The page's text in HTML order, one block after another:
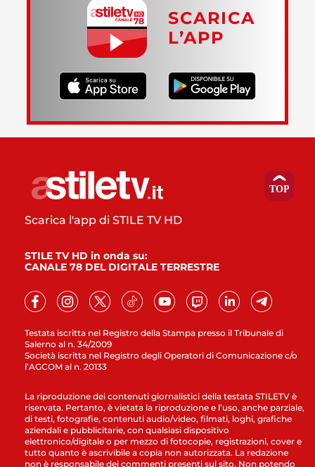
SCARICA
L’APP
Testata iscritta nel Registro della Stampa presso il Tribunale di
Salerno al n. 34/2009
Società iscritta nel Registro degli Operatori di Comunicazione c/o
l’AGCOM al n. 20133
Scarica l'app di STILE TV HD
STILE TV HD in onda su:
CANALE 78 DEL DIGITALE TERRESTRE
La riproduzione dei contenuti giornalistici della testata STILETV è
riservata. Pertanto, è vietata la riproduzione e l’uso, anche parziale,
di testi, fotografie, contenuti audio/video, filmati, loghi, grafiche
aziendali e pubblicitarie, con qualsiasi dispositivo
elettronico/digitale o per mezzo di fotocopie, registrazioni, cover e
tutto quanto è ascrivibile a copia non autorizzata. La redazione
non è responsabile dei commenti presenti sul sito. Non potendo